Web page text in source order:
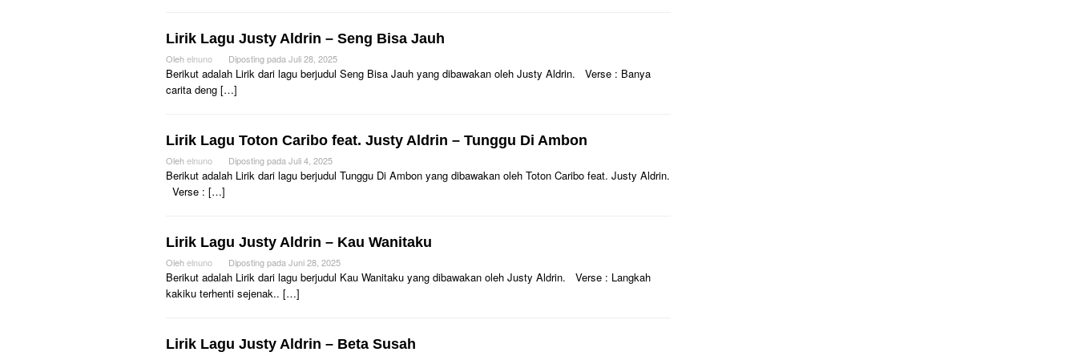
Lirik Lagu Justy Aldrin – Seng Bisa Jauh
Olehelnuno Diposting pada Juli 28, 2025
Berikut adalah Lirik dari lagu berjudul Seng Bisa Jauh yang dibawakan oleh Justy Aldrin. Verse : Banya
carita deng […]
Lirik Lagu Toton Caribo feat. Justy Aldrin – Tunggu Di Ambon
Olehelnuno Diposting pada Juli 4, 2025
Berikut adalah Lirik dari lagu berjudul Tunggu Di Ambon yang dibawakan oleh Toton Caribo feat. Justy Aldrin.
Verse : […]
Lirik Lagu Justy Aldrin – Kau Wanitaku
Olehelnuno Diposting pada Juni 28, 2025
Berikut adalah Lirik dari lagu berjudul Kau Wanitaku yang dibawakan oleh Justy Aldrin. Verse : Langkah
kakiku terhenti sejenak.. […]
Lirik Lagu Justy Aldrin – Beta Susah